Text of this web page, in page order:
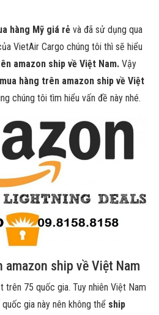
hàng Mỹ giá rẻ và đã sử dụng qua
VietAir Cargo chúng tôi thì sẽ hiểu
amazon ship về Việt Nam. Vậy
hàng trên amazon ship về Việt
chúng tôi tìm hiểu vấn đề này nhé.
amazon ship về Việt Nam
trên 75 quốc gia. Tuy nhiên Việt Nam
gia này nên không thể ship